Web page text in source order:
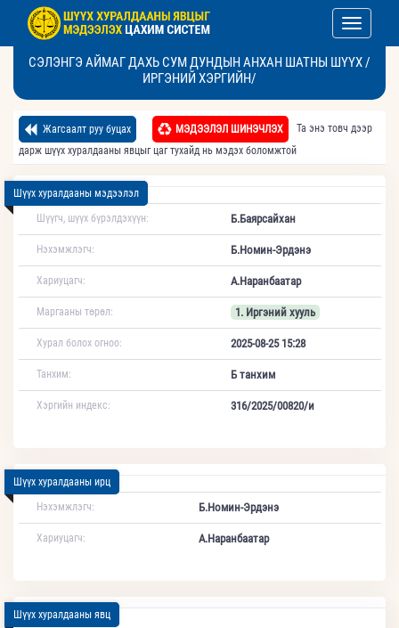
Toggle
СЭЛЭНГЭ АЙМАГ ДАХЬ СУМ ДУНДЫН АНХАН ШАТНЫ ШҮҮХ /
ИРГЭНИЙ ХЭРГИЙН/
Жагсаалт руу буцах МЭДЭЭЛЭЛ ШИНЭЧЛЭХ
Та энэ товч дээр
дарж шүүх хуралдааны явцыг цаг тухайд нь мэдэх боломжтой
Шүүх хуралдааны мэдээлэл
Шүүгч, шүүх бүрэлдэхүүн:
Б.Баярсайхан
Нэхэмжлэгч: Б.Номин-Эрдэнэ
Хариуцагч: А.Наранбаатар
Маргааны төрөл: 1. Иргэний хууль
Хурал болох огноо: 2025-08-25 15:28
Танхим: Б танхим
Хэргийн индекс: 316/2025/00820/и
Шүүх хуралдааны ирц
Нэхэмжлэгч:
Б.Номин-Эрдэнэ
Хариуцагч: А.Наранбаатар
Шүүх хуралдааны явц